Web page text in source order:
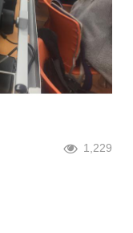
1,229